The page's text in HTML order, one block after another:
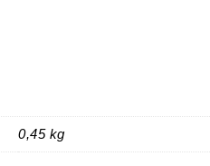
0,45 kg